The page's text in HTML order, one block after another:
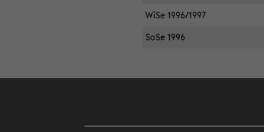
WiSe 1996/1997
SoSe 1996